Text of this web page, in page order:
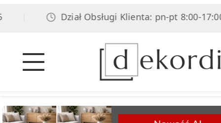
| Dział Obsługi Klienta: pn-pt 8:00-17:00,